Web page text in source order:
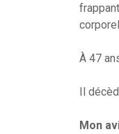
corporel.
À 47
Il
Mon